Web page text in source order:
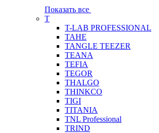
Показать все
T
T-LAB PROFESSIONAL
TAHE
TANGLE TEEZER
TEANA
TEFIA
TEGOR
THALGO
THINKCO
TIGI
TITANIA
TNL Professional
TRIND